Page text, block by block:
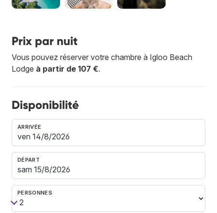
Prix par nuit
Vous pouvez réserver votre chambre à Igloo Beach
Lodge à partir de 107 €.
Disponibilité
ARRIVÉE
DÉPART
PERSONNES